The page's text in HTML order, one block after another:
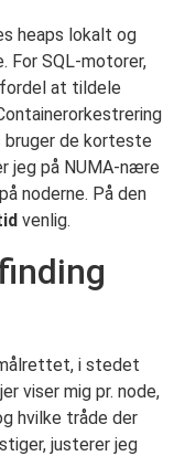
heaps lokalt og
For SQL-motorer,
at tildele
bruger de korteste
jeg på NUMA-nære
noderne. På den
venlig.
i stedet
viser mig pr. node,
hvilke tråde der
justerer jeg